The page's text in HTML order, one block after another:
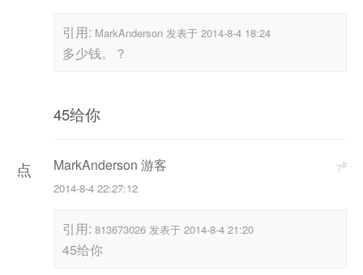
引用: MarkAnderson 发表于 2014-8-4 18:24
多少钱。？
45给你
点
7#
MarkAnderson 游客
2014-8-4 22:27:12
引用:813673026 发表于 2014-8-4 21:20
45给你